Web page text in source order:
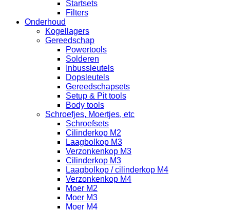
Startsets
Filters
Onderhoud
Kogellagers
Gereedschap
Powertools
Solderen
Inbussleutels
Dopsleutels
Gereedschapsets
Setup & Pit tools
Body tools
Schroefjes, Moertjes, etc
Schroefsets
Cilinderkop M2
Laagbolkop M3
Verzonkenkop M3
Cilinderkop M3
Laagbolkop / cilinderkop M4
Verzonkenkop M4
Moer M2
Moer M3
Moer M4